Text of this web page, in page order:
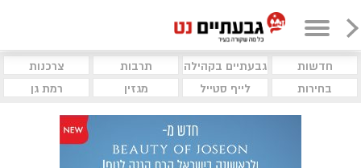
חדשות גבעתיים בקהילה תרבות
צרכנות
בחירות
לייף סטייל מגזין רמת גן